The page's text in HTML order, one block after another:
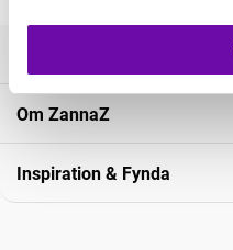
Om ZannaZ
Inspiration & Fynda